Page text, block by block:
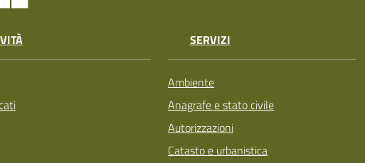
SERVIZI
Ambiente
Anagrafe e stato civile
Autorizzazioni
Catasto e urbanistica